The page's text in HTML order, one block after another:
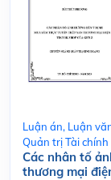
Luận án, Luận
Quản trị Tài chính
Các nhân tố
thương mại